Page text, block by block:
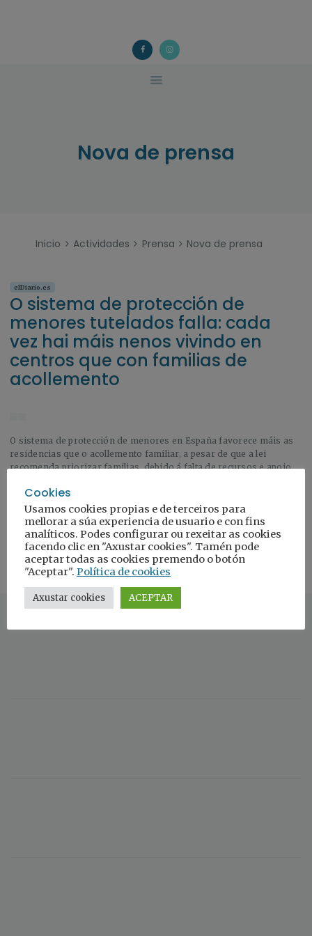
Nova de prensa
Inicio Actividades Prensa Nova de prensa
ACOUGO
Asociación galega de familias de acollida
QUÉ FACEMOS?
ACTIVIDADES
elDiario.es
O sistema de protección de
menores tutelados falla: cada
vez hai máis nenos vivindo en
centros que con familias de
acollemento
O sistema de protección de menores en España favorece máis as
residencias que o acollemento familiar, a pesar de que a lei
recomenda priorizar familias, debido á falta de recursos e apoio
Ler a nova
Cookies
Usamos cookies propias e de terceiros para
mellorar a súa experiencia de usuario e con fins
analíticos. Podes configurar ou rexeitar as cookies
facendo clic en "Axustar cookies". Tamén pode
aceptar todas as cookies premendo o botón
"Aceptar". Política de cookies
Axustar cookies ACEPTAR